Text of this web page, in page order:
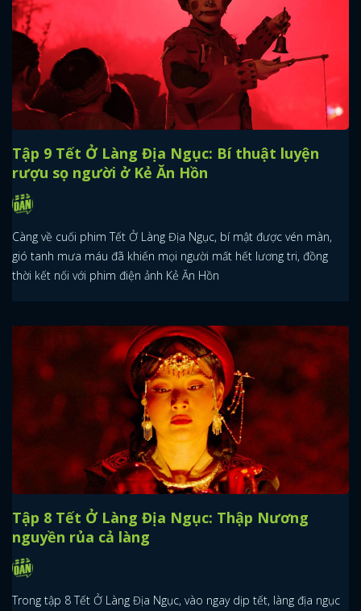
Tập 9 Tết Ở Làng Địa Ngục: Bí thuật luyện
rượu sọ người ở Kẻ Ăn Hồn
Càng về cuối phim Tết Ở Làng Địa Ngục, bí mật được vén màn,
gió tanh mưa máu đã khiến mọi người mất hết lương tri, đồng
thời kết nối với phim điện ảnh Kẻ Ăn Hồn
Tập 8 Tết Ở Làng Địa Ngục: Thập Nương
nguyền rủa cả làng
Trong tập 8 Tết Ở Làng Địa Ngục, vào ngay dịp tết, làng địa ngục